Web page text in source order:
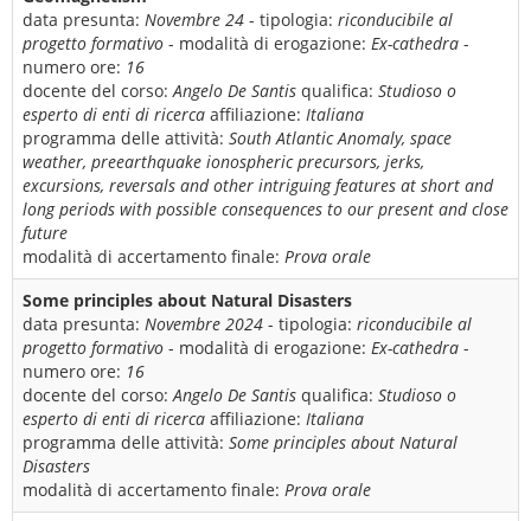
data presunta: Novembre 24 - tipologia: riconducibile al
progetto formativo - modalità di erogazione: Ex-cathedra -
numero ore: 16
docente del corso:Angelo De Santis qualifica: Studioso o
esperto di enti di ricerca affiliazione: Italiana
programma delle attività: South Atlantic Anomaly, space
weather, preearthquake ionospheric precursors, jerks,
excursions, reversals and other intriguing features at short and
long periods with possible consequences to our present and close
future
modalità di accertamento finale: Prova orale
Some principles about Natural Disasters
data presunta: Novembre 2024 - tipologia: riconducibile al
progetto formativo - modalità di erogazione: Ex-cathedra -
numero ore: 16
docente del corso:Angelo De Santis qualifica: Studioso o
esperto di enti di ricerca affiliazione: Italiana
programma delle attività: Some principles about Natural
Disasters
modalità di accertamento finale: Prova orale